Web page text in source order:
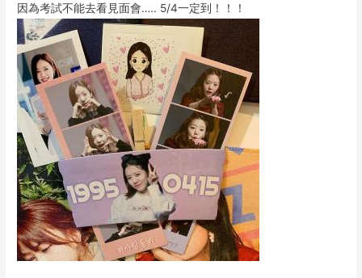
因為考試不能去看見面會….. 5/4一定到！！！